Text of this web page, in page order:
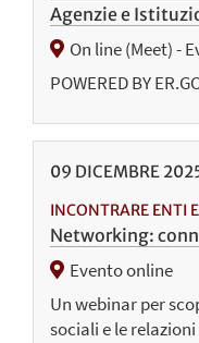
Agenzie e
On line (Meet) -
POWERED BY
09 DICEMBRE
INCONTRARE ENTI
Networking:
Evento online
Un webinar per
sociali e le